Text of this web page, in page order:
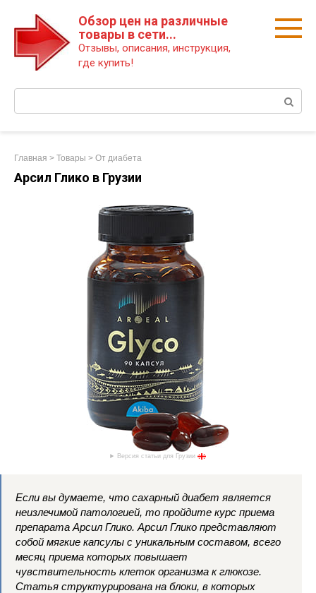
Обзор цен на различные
товары в сети...
Отзывы, описания, инструкция,
где купить!
Главная > Товары > От диабета
Арсил Глико в Грузии
Версия статьи для Грузии
Если вы думаете, что сахарный диабет является
неизлечимой патологией, то пройдите курс приема
препарата Арсил Глико. Арсил Глико представляют
собой мягкие капсулы с уникальным составом, всего
месяц приема которых повышает
чувствительность клеток организма к глюкозе.
Статья структурирована на блоки, в которых